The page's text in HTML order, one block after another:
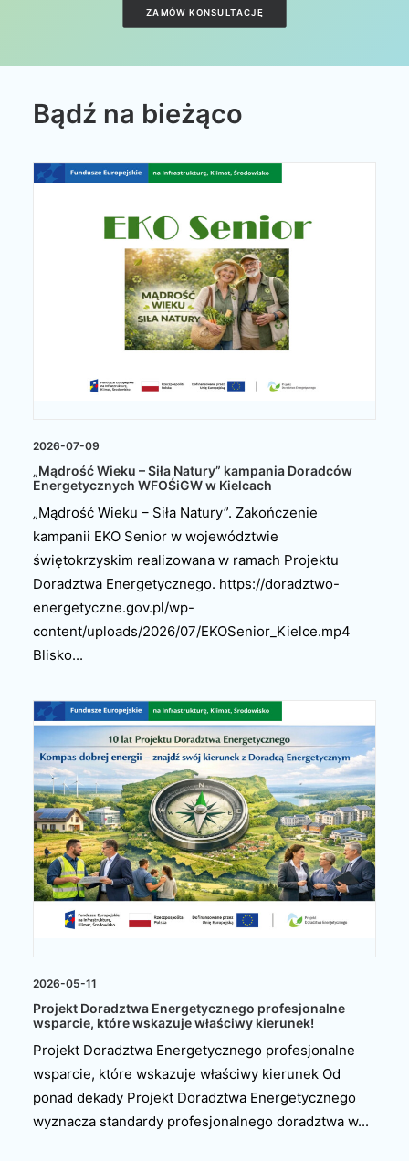
ZAMÓW KONSULTACJĘ
Bądź na bieżąco
2026-07-09
„Mądrość Wieku – Siła Natury” kampania Doradców
Energetycznych WFOŚiGW w Kielcach
„Mądrość Wieku – Siła Natury”. Zakończenie
kampanii EKO Senior w województwie
świętokrzyskim realizowana w ramach Projektu
Doradztwa Energetycznego. https://doradztwo-
energetyczne.gov.pl/wp-
content/uploads/2026/07/EKOSenior_Kielce.mp4
Blisko...
2026-05-11
Projekt Doradztwa Energetycznego profesjonalne
wsparcie, które wskazuje właściwy kierunek!
Projekt Doradztwa Energetycznego profesjonalne
wsparcie, które wskazuje właściwy kierunek Od
ponad dekady Projekt Doradztwa Energetycznego
wyznacza standardy profesjonalnego doradztwa w...